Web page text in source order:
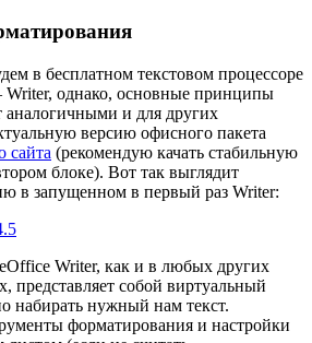
в бесплатном текстовом процессоре
Writer, однако, основные принципы
аналогичными и для других
версию офисного пакета
сайта (рекомендую качать стабильную
блоке). Вот так выглядит
в запущенном в первый раз Writer:
Writer, как и в любых других
представляет собой виртуальный
набирать нужный нам текст.
форматирования и настройки